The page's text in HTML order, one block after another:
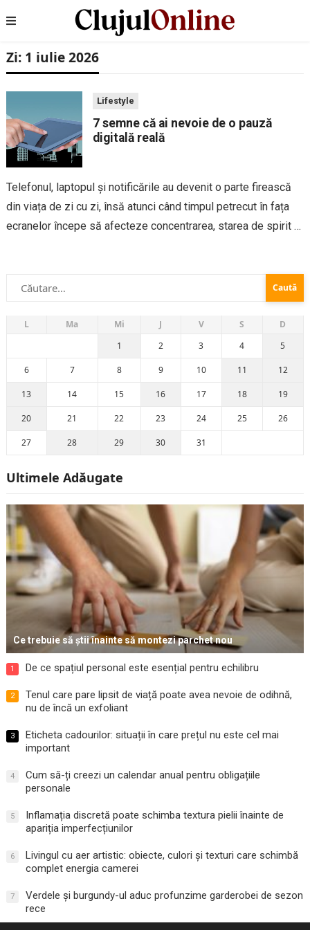
Zi: 1 iulie 2026
Lifestyle
7 semne că ai nevoie de o pauză
digitală reală
Telefonul, laptopul și notificările au devenit o parte firească
din viața de zi cu zi, însă atunci când timpul petrecut în fața
ecranelor începe să afecteze concentrarea, starea de spirit și
Caută
după:
L Ma Mi J V S
D
1
2 3 4 5
6 7 8 9 10 11 12
13 14 15 16 17 18 19
20 21 22 23 24 25 26
27 28 29 30 31
Ultimele Adăugate
Ce trebuie să știi înainte să montezi parchet nou
1 De ce spațiul personal este esențial pentru echilibru
2
Tenul care pare lipsit de viață poate avea nevoie de odihnă,
nu de încă un exfoliant
3
Eticheta cadourilor: situații în care prețul nu este cel mai
important
4
Cum să-ți creezi un calendar anual pentru obligațiile
personale
5
Inflamația discretă poate schimba textura pielii înainte de
apariția imperfecțiunilor
6
Livingul cu aer artistic: obiecte, culori și texturi care schimbă
complet energia camerei
7
Verdele și burgundy-ul aduc profunzime garderobei de sezon
rece